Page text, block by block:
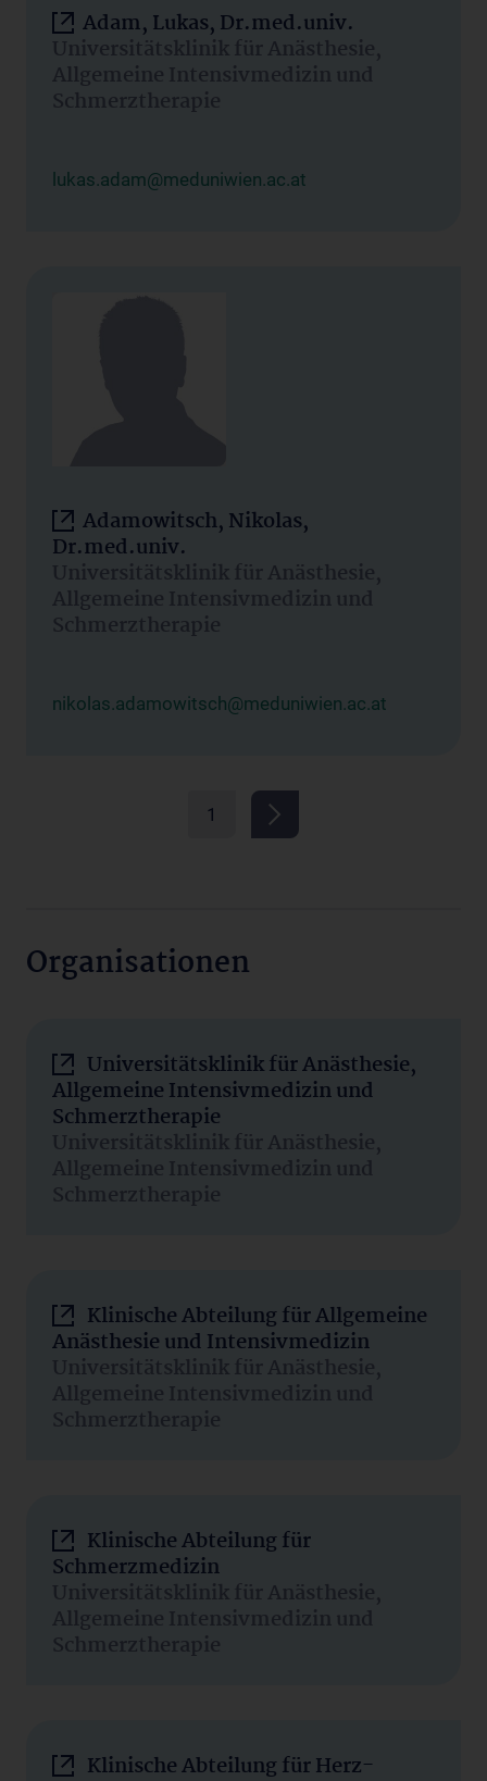
Adam, Lukas, Dr.med.univ.
Universitätsklinik für Anästhesie,
Allgemeine Intensivmedizin und
Schmerztherapie
lukas.adam@meduniwien.ac.at
Adamowitsch, Nikolas,
Dr.med.univ.
Universitätsklinik für Anästhesie,
Allgemeine Intensivmedizin und
Schmerztherapie
nikolas.adamowitsch@meduniwien.ac.at
1
Organisationen
Universitätsklinik für Anästhesie,
Allgemeine Intensivmedizin und
Schmerztherapie
Universitätsklinik für Anästhesie,
Allgemeine Intensivmedizin und
Schmerztherapie
Klinische Abteilung für Allgemeine
Anästhesie und Intensivmedizin
Universitätsklinik für Anästhesie,
Allgemeine Intensivmedizin und
Schmerztherapie
Klinische Abteilung für
Schmerzmedizin
Universitätsklinik für Anästhesie,
Allgemeine Intensivmedizin und
Schmerztherapie
Klinische Abteilung für Herz-